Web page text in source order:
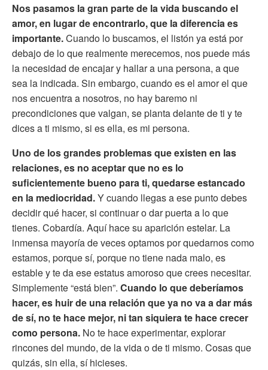
Nos pasamos la gran parte de la vida buscando el
amor, en lugar de encontrarlo, que la diferencia es
importante.Cuando lo buscamos, el listón ya está por
debajo de lo que realmente merecemos, nos puede más
la necesidad de encajar y hallar a una persona, a que
sea la indicada. Sin embargo, cuando es el amor el que
nos encuentra a nosotros, no hay baremo ni
precondiciones que valgan, se planta delante de ti y te
dices a ti mismo, si es ella, es mi persona.
Uno de los grandes problemas que existen en las
relaciones, es no aceptar que no es lo
suficientemente bueno para ti, quedarse estancado
en la mediocridad.Y cuando llegas a ese punto debes
decidir qué hacer, si continuar o dar puerta a lo que
tienes. Cobardía. Aquí hace su aparición estelar. La
inmensa mayoría de veces optamos por quedarnos como
estamos, porque sí, porque no tiene nada malo, es
estable y te da ese estatus amoroso que crees necesitar.
Simplemente “está bien”. Cuando lo que deberíamos
hacer, es huir de una relación que ya no va a dar más
de sí, no te hace mejor, ni tan siquiera te hace crecer
como persona. No te hace experimentar, explorar
rincones del mundo, de la vida o de ti mismo. Cosas que
quizás, sin ella, sí hicieses.